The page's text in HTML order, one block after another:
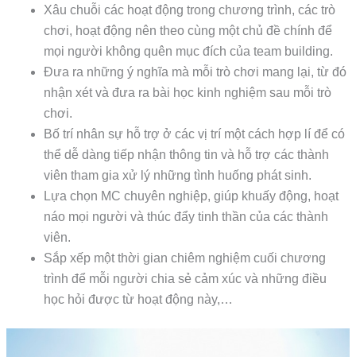
Xâu chuỗi các hoạt động trong chương trình, các trò
chơi, hoạt động nên theo cùng một chủ đề chính để
mọi người không quên mục đích của team building.
Đưa ra những ý nghĩa mà mỗi trò chơi mang lại, từ đó
nhận xét và đưa ra bài học kinh nghiệm sau mỗi trò
chơi.
Bố trí nhân sự hỗ trợ ở các vị trí một cách hợp lí để có
thể dễ dàng tiếp nhận thông tin và hỗ trợ các thành
viên tham gia xử lý những tình huống phát sinh.
Lựa chọn MC chuyên nghiệp, giúp khuấy động, hoạt
náo mọi người và thúc đẩy tinh thần của các thành
viên.
Sắp xếp một thời gian chiêm nghiệm cuối chương
trình để mỗi người chia sẻ cảm xúc và những điều
học hỏi được từ hoạt động này,…